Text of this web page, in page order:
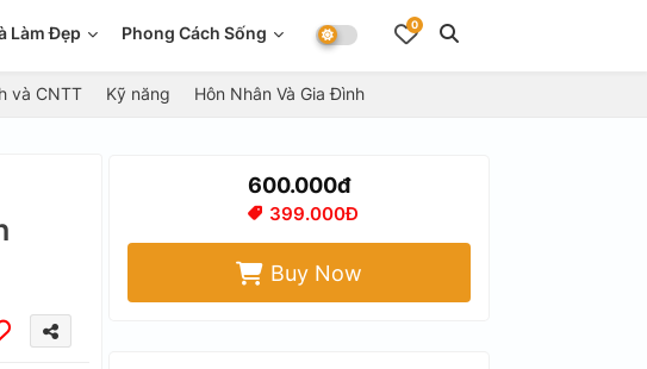
Làm Đẹp Phong Cách Sống 0
và CNTT Kỹ năng Hôn Nhân Và Gia Đình
600.000đ
399.000Đ
Buy Now